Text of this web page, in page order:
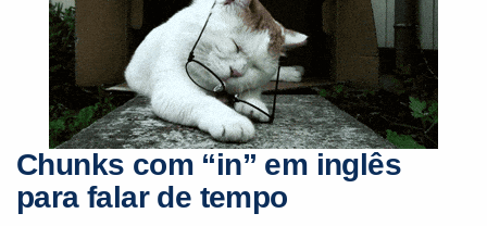
Chunks com “in” em inglês
para falar de tempo